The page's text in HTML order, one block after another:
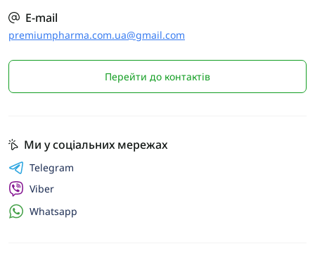
E-mail
premiumpharma.com.ua@gmail.com
Перейти до контактів
Ми у соціальних мережах
Telegram
Viber
Whatsapp